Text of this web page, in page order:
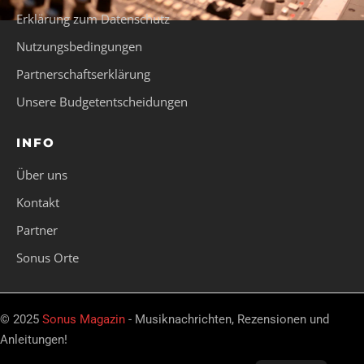
Erklärung zum Datenschutz
Nutzungsbedingungen
Partnerschaftserklärung
Unsere Budgetentscheidungen
INFO
Über uns
Kontakt
Partner
Sonus Orte
© 2025 Sonus Magazin - Musiknachrichten, Rezensionen und
Anleitungen!